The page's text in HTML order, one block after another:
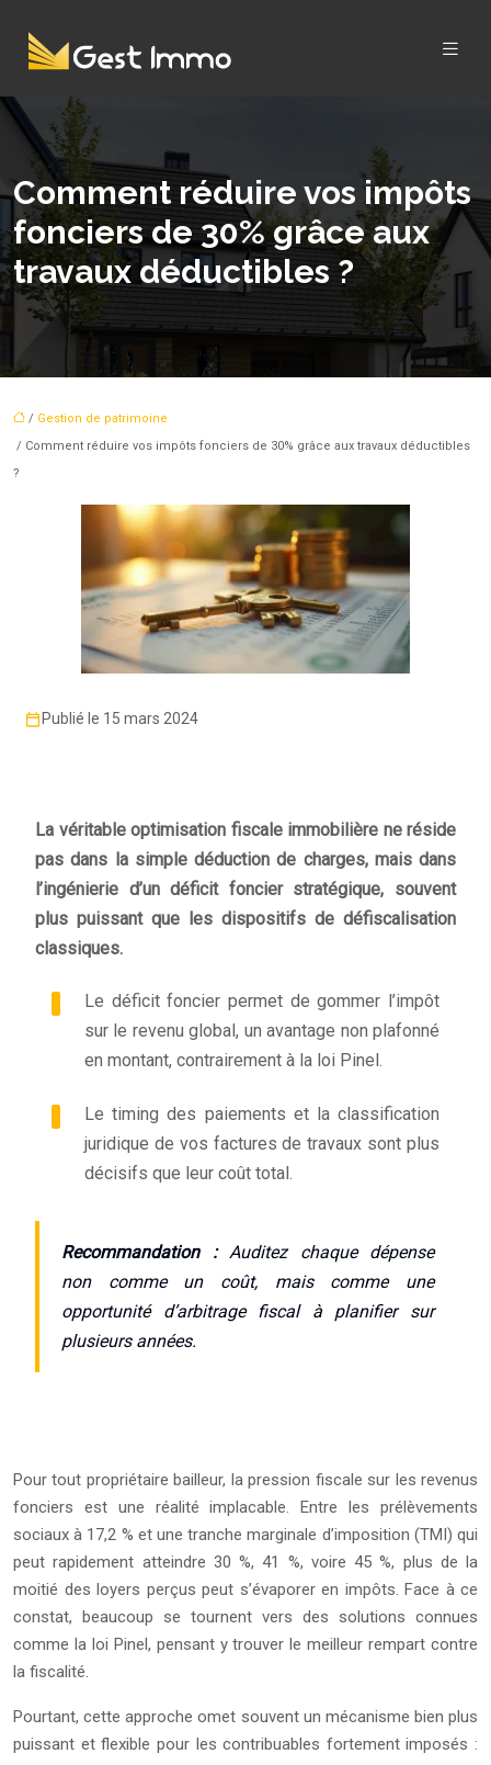
Comment réduire vos impôts
fonciers de 30% grâce aux
travaux déductibles ?
/ Gestion de patrimoine
/ Comment réduire vos impôts fonciers de 30% grâce aux travaux déductibles
?
Publié le 15 mars 2024
La véritable optimisation fiscale immobilière ne réside
pas dans la simple déduction de charges, mais dans
l’ingénierie d’un déficit foncier stratégique, souvent
plus puissant que les dispositifs de défiscalisation
classiques.
Le déficit foncier permet de gommer l’impôt
sur le revenu global, un avantage non plafonné
en montant, contrairement à la loi Pinel.
Le timing des paiements et la classification
juridique de vos factures de travaux sont plus
décisifs que leur coût total.
Recommandation :Auditez chaque dépense
non comme un coût, mais comme une
opportunité d’arbitrage fiscal à planifier sur
plusieurs années.
Pour tout propriétaire bailleur, la pression fiscale sur les revenus
fonciers est une réalité implacable. Entre les prélèvements
sociaux à 17,2 % et une tranche marginale d’imposition (TMI) qui
peut rapidement atteindre 30 %, 41 %, voire 45 %, plus de la
moitié des loyers perçus peut s’évaporer en impôts. Face à ce
constat, beaucoup se tournent vers des solutions connues
comme la loi Pinel, pensant y trouver le meilleur rempart contre
la fiscalité.
Pourtant, cette approche omet souvent un mécanisme bien plus
puissant et flexible pour les contribuables fortement imposés :